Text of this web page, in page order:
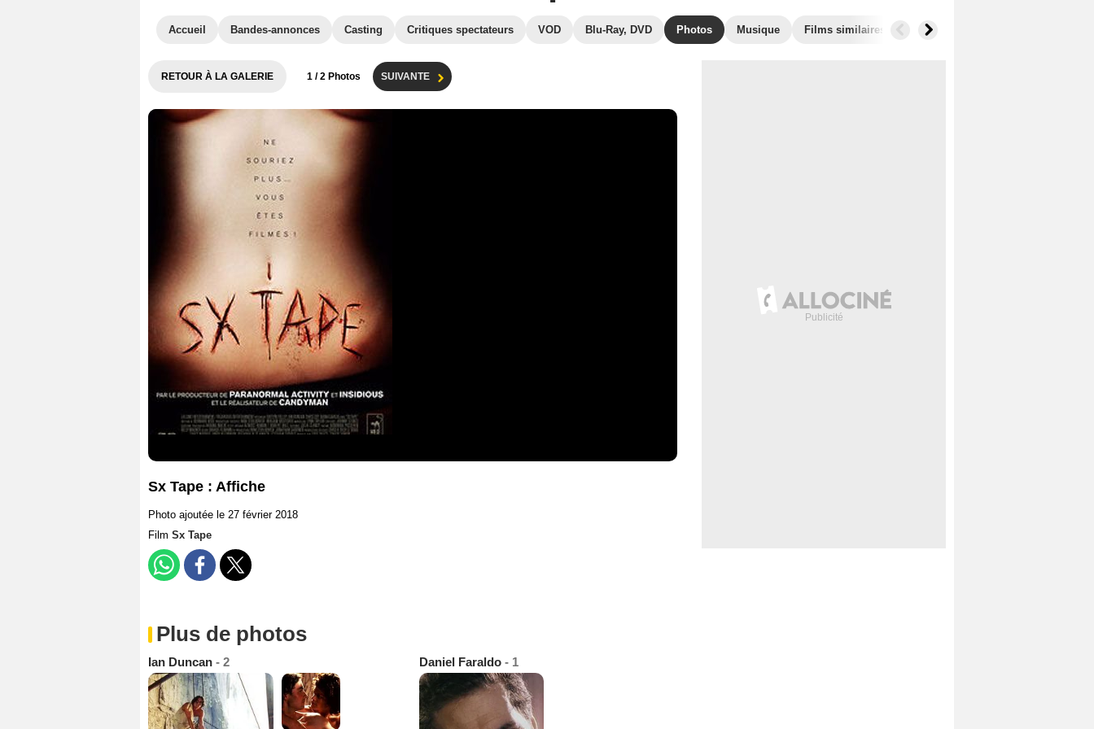
Accueil Bandes-annonces Casting Critiques spectateurs VOD Blu-Ray, DVD Photos Musique Films similaires
RETOUR À LA GALERIE 1 / 2 Photos SUIVANTE
Sx Tape : Affiche
Photo ajoutée le 27 février 2018
Film Sx Tape
Plus de photos
Ian Duncan - 2 Daniel Faraldo - 1